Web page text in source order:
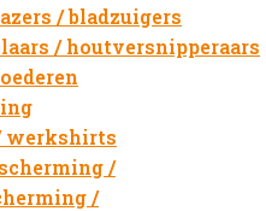
/ bladzuigers
/ houtversnipperaars
werkshirts
/
/